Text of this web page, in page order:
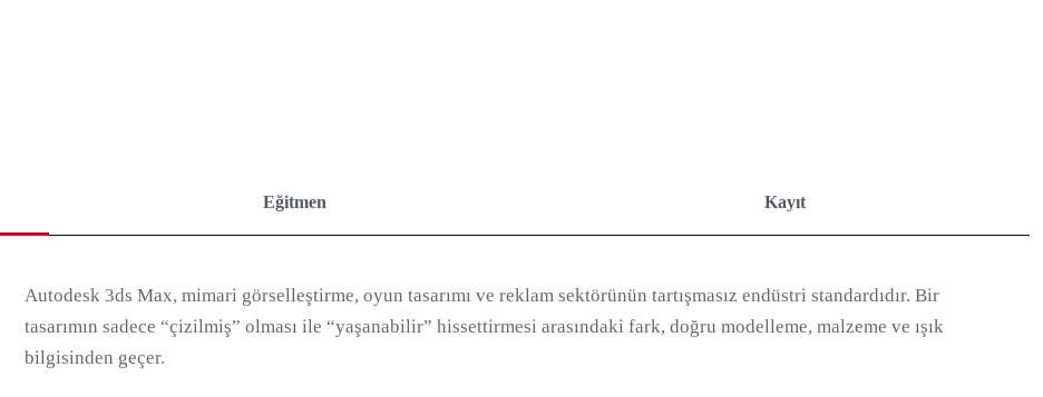
Eğitmen Kayıt
Autodesk 3ds Max, mimari görselleştirme, oyun tasarımı ve reklam sektörünün tartışmasız endüstri standardıdır. Bir
tasarımın sadece “çizilmiş” olması ile “yaşanabilir” hissettirmesi arasındaki fark, doğru modelleme, malzeme ve ışık
bilgisinden geçer.